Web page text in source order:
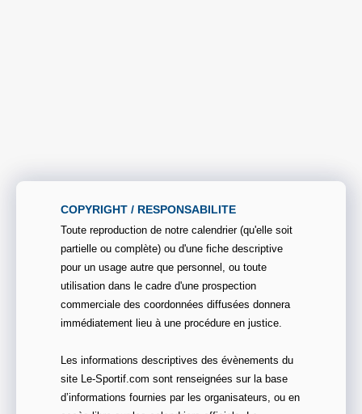
COPYRIGHT / RESPONSABILITE
Toute reproduction de notre calendrier (qu'elle soit
partielle ou complète) ou d'une fiche descriptive
pour un usage autre que personnel, ou toute
utilisation dans le cadre d'une prospection
commerciale des coordonnées diffusées donnera
immédiatement lieu à une procédure en justice.
Les informations descriptives des évènements du
site Le-Sportif.com sont renseignées sur la base
d’informations fournies par les organisateurs, ou en